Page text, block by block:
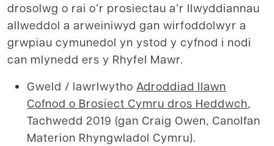
drosolwg o rai o’r prosiectau a’r llwyddiannau
allweddol a arweiniwyd gan wirfoddolwyr a
grwpiau cymunedol yn ystod y cyfnod i nodi
can mlynedd ers y Rhyfel Mawr.
Gweld / lawrlwytho Adroddiad llawn
Cofnod o Brosiect Cymru dros Heddwch,
Tachwedd 2019 (gan Craig Owen, Canolfan
Materion Rhyngwladol Cymru).